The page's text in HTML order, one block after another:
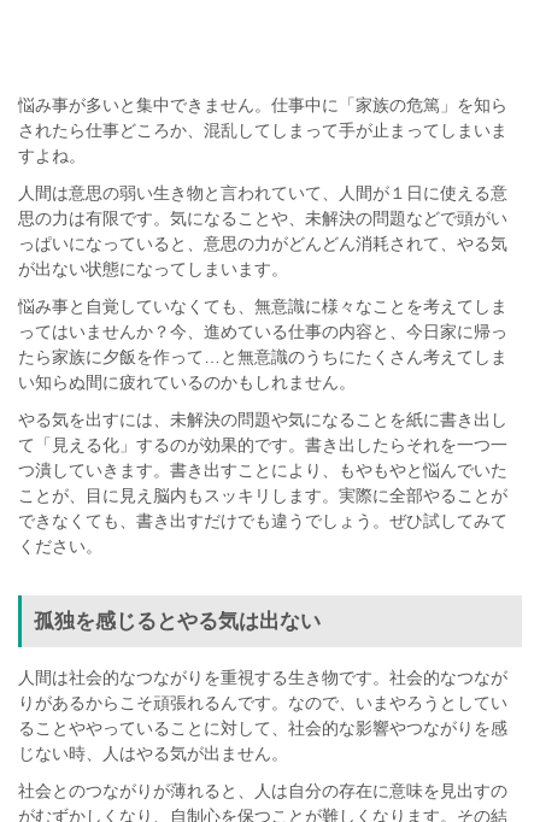
悩み事が多いと集中できません。仕事中に「家族の危篤」を知ら
されたら仕事どころか、混乱してしまって手が止まってしまいま
すよね。
人間は意思の弱い生き物と言われていて、人間が１日に使える意
思の力は有限です。気になることや、未解決の問題などで頭がい
っぱいになっていると、意思の力がどんどん消耗されて、やる気
が出ない状態になってしまいます。
悩み事と自覚していなくても、無意識に様々なことを考えてしま
ってはいませんか？今、進めている仕事の内容と、今日家に帰っ
たら家族に夕飯を作って…と無意識のうちにたくさん考えてしま
い知らぬ間に疲れているのかもしれません。
やる気を出すには、未解決の問題や気になることを紙に書き出し
て「見える化」するのが効果的です。書き出したらそれを一つ一
つ潰していきます。書き出すことにより、もやもやと悩んでいた
ことが、目に見え脳内もスッキリします。実際に全部やることが
できなくても、書き出すだけでも違うでしょう。ぜひ試してみて
ください。
孤独を感じるとやる気は出ない
人間は社会的なつながりを重視する生き物です。社会的なつなが
りがあるからこそ頑張れるんです。なので、いまやろうとしてい
ることややっていることに対して、社会的な影響やつながりを感
じない時、人はやる気が出ません。
社会とのつながりが薄れると、人は自分の存在に意味を見出すの
がむずかしくなり、自制心を保つことが難しくなります。その結